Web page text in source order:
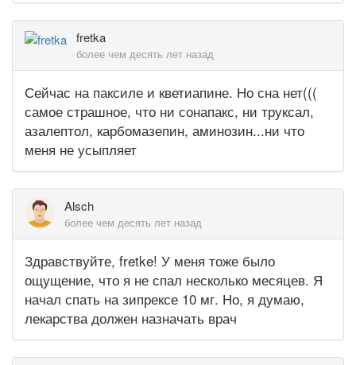
fretka
более чем десять лет назад
Сейчас на паксиле и кветиапине. Но сна нет(((
самое страшное, что ни сонапакс, ни труксал,
азалептол, карбомазепин, аминозин...ни что
меня не усыпляет
Alsch
более чем десять лет назад
Здравствуйте, fretke! У меня тоже было
ощущение, что я не спал несколько месяцев. Я
начал спать на зипрексе 10 мг. Но, я думаю,
лекарства должен назначать врач